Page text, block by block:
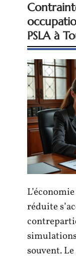
PSLA à
réduite
souvent.